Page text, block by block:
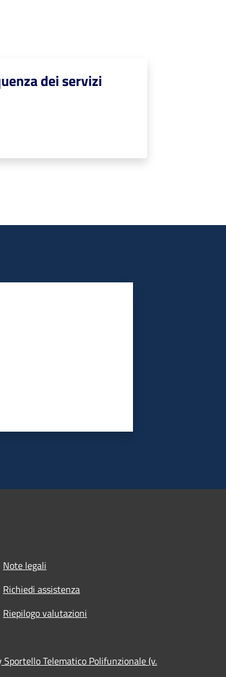
dei servizi
Note legali
Richiedi assistenza
Riepilogo valutazioni
Sportello Telematico Polifunzionale (v.